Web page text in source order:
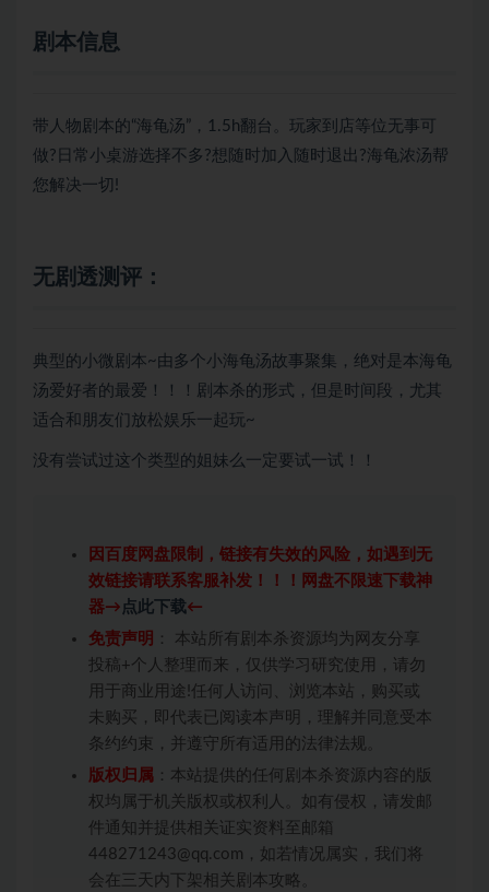
剧本信息
带人物剧本的“海龟汤”，1.5h翻台。玩家到店等位无事可
做?日常小桌游选择不多?想随时加入随时退出?海龟浓汤帮
您解决一切!
无剧透测评：
典型的小微剧本~由多个小海龟汤故事聚集，绝对是本海龟
汤爱好者的最爱！！！剧本杀的形式，但是时间段，尤其
适合和朋友们放松娱乐一起玩~
没有尝试过这个类型的姐妹么一定要试一试！！
因百度网盘限制，链接有失效的风险，如遇到无
效链接请联系客服补发！！！网盘不限速下载神
器→ 点此下载←
免责声明 ： 本站所有剧本杀资源均为网友分享
投稿+个人整理而来，仅供学习研究使用，请勿
用于商业用途!任何人访问、浏览本站，购买或
未购买，即代表已阅读本声明，理解并同意受本
条约约束，并遵守所有适用的法律法规。
版权归属 ：本站提供的任何剧本杀资源内容的版
权均属于机关版权或权利人。如有侵权，请发邮
件通知并提供相关证实资料至邮箱
448271243@qq.com，如若情况属实，我们将
会在三天内下架相关剧本攻略。